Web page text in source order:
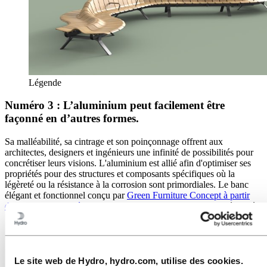
Le site web de Hydro, hydro.com, utilise des cookies.
Légende
Numéro 3 : L’aluminium peut facilement être
façonné en d’autres formes.
Sa malléabilité, sa cintrage et son poinçonnage offrent aux
architectes, designers et ingénieurs une infinité de possibilités pour
concrétiser leurs visions. L'aluminium est allié afin d'optimiser ses
propriétés pour des structures et composants spécifiques où la
légèreté ou la résistance à la corrosion sont primordiales. Le banc
élégant et fonctionnel conçu parGreen Furniture Concept à partir
d'aluminium recyclé d'Hydro
illustre parfaitement cette malléabilité.